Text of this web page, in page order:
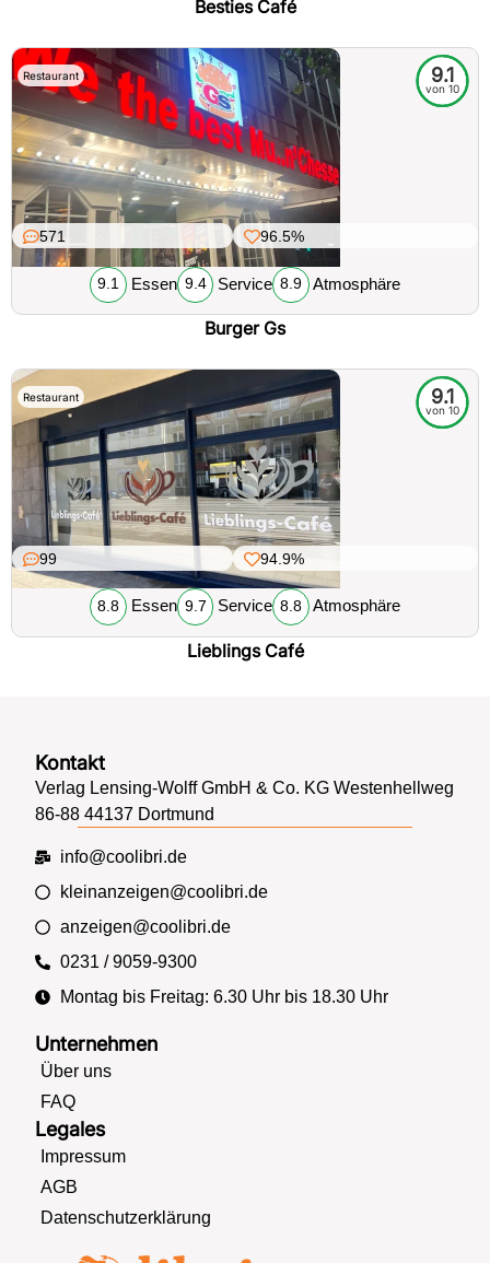
Besties Café
Restaurant 9.1
von 10
571 96.5%
9.1 Essen 9.4 Service 8.9 Atmosphäre
Burger Gs
Restaurant 9.1
von 10
99 94.9%
8.8 Essen 9.7 Service 8.8 Atmosphäre
Lieblings Café
Unternehmen
Über uns
FAQ
Legales
Impressum
AGB
Datenschutzerklärung
Kontakt
Verlag Lensing-Wolff GmbH & Co. KG Westenhellweg
86-88 44137 Dortmund
info@coolibri.de
kleinanzeigen@coolibri.de
anzeigen@coolibri.de
0231 / 9059-9300
Montag bis Freitag: 6.30 Uhr bis 18.30 Uhr